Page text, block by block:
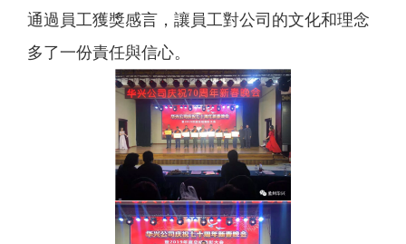
通過員工獲獎感言，讓員工對公司的文化和理念
多了一份責任與信心。